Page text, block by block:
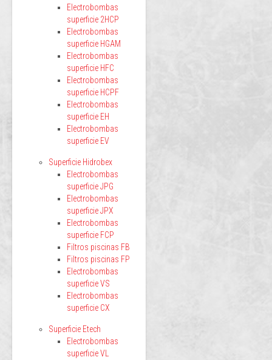
Electrobombas
superficie 2HCP
Electrobombas
superficie HGAM
Electrobombas
superficie HFC
Electrobombas
superficie HCPF
Electrobombas
superficie EH
Electrobombas
superficie EV
Superficie Hidrobex
Electrobombas
superficie JPG
Electrobombas
superficie JPX
Electrobombas
superficie FCP
Filtros piscinas FB
Filtros piscinas FP
Electrobombas
superficie VS
Electrobombas
superficie CX
Superficie Etech
Electrobombas
superficie VL